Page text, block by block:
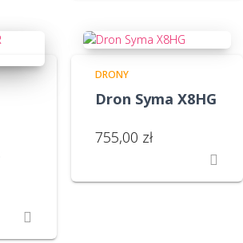
DRONY
Dron Syma X8HG
755,00 zł